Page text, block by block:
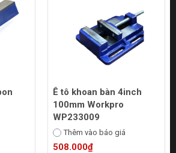
Ê tô khoan bàn 4inch
100mm Workpro
WP233009
Thêm vào báo giá
508.000₫